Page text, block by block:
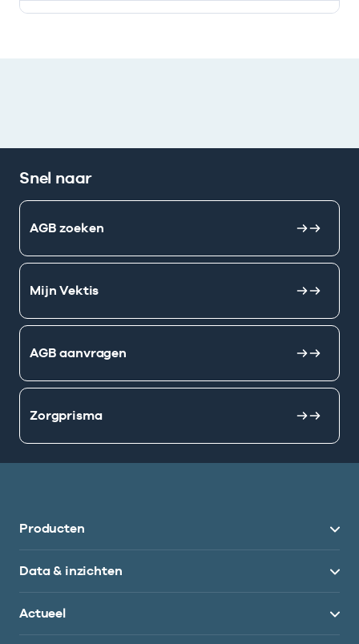
Deze onderneming heeft een relatie met de volgende
Snel naar
AGB zoeken
Mijn Vektis
AGB aanvragen
Zorgprisma
Producten
Data & inzichten
Actueel